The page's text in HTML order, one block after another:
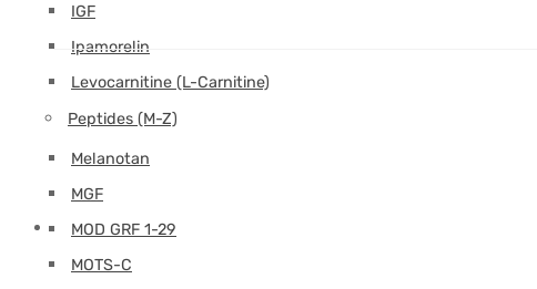
IGF
Ipamorelin
Levocarnitine (L-Carnitine)
Peptides (M-Z)
Melanotan
MGF
MOD GRF 1-29
MOTS-C